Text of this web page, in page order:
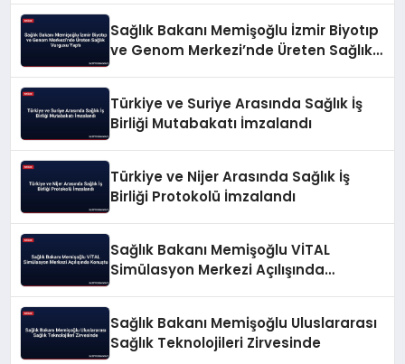
Sağlık Bakanı Memişoğlu İzmir Biyotıp
ve Genom Merkezi’nde Üreten Sağlık
Türkiye ve Suriye Arasında Sağlık İş
Birliği Mutabakatı İmzalandı
Türkiye ve Nijer Arasında Sağlık İş
Birliği Protokolü İmzalandı
Sağlık Bakanı Memişoğlu VİTAL
Simülasyon Merkezi Açılışında
Sağlık Bakanı Memişoğlu Uluslararası
Sağlık Teknolojileri Zirvesinde